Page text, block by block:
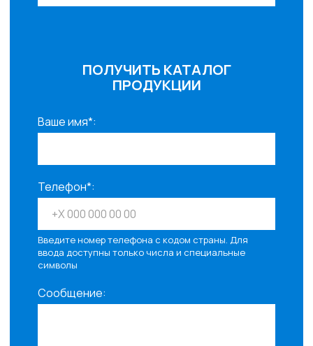
ПОЛУЧИТЬ КАТАЛОГ
ПРОДУКЦИИ
Ваше имя*:
Телефон*:
Введите номер телефона с кодом страны. Для
ввода доступны только числа и специальные
символы
Сообщение: